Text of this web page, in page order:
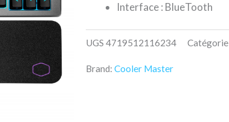
Interface : BlueTooth
UGS 4719512116234 Catégorie
Brand: Cooler Master